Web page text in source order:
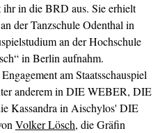
in die BRD aus. Sie erhielt
der Tanzschule Odenthal in
an der Hochschule
in Berlin aufnahm.
am Staatsschauspiel
anderem in DIE WEBER, DIE
Kassandra in Aischylos' DIE
Volker Lösch, die Gräfin